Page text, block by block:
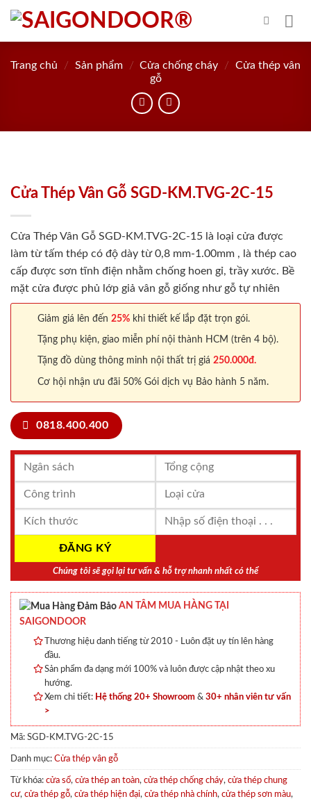
Skip
content
Trang chủ / Sản phẩm / Cửa chống cháy /
Cửa thép vân
gỗ
Cửa Thép Vân Gỗ SGD-KM.TVG-2C-15
Cửa Thép Vân Gỗ SGD-KM.TVG-2C-15 là loại cửa được
làm từ tấm thép có độ dày từ 0,8 mm-1.00mm , là thép cao
cấp được sơn tĩnh điện nhằm chống hoen gỉ, trầy xước. Bề
mặt cửa được phủ lớp giả vân gỗ giống như gỗ tự nhiên
Giảm giá lên đến 25% khi thiết kế lắp đặt trọn gói.
Tặng phụ kiện, giao miễn phí nội thành HCM (trên 4 bộ).
Tặng đồ dùng thông minh nội thất trị giá 250.000đ.
Cơ hội nhận ưu đãi 50% Gói dịch vụ Bảo hành 5 năm.
0818.400.400
Chúng tôi sẽ gọi lại tư vấn & hỗ trợ nhanh nhất có thể
AN TÂM MUA HÀNG TẠI
SAIGONDOOR
Thương hiệu danh tiếng từ 2010 - Luôn đặt uy tín lên hàng
đầu.
Sản phẩm đa dạng mới 100% và luôn được cập nhật theo xu
hướng.
Xem chi tiết: Hệ thống 20+ Showroom & 30+ nhân viên tư vấn
>
Mã: SGD-KM.TVG-2C-15
Danh mục: Cửa thép vân gỗ
Từ khóa: cửa sổ, cửa thép an toàn, cửa thép chống cháy, cửa thép chung
cư, cửa thép gỗ, cửa thép hiện đại, cửa thép nhà chính, cửa thép sơn màu,